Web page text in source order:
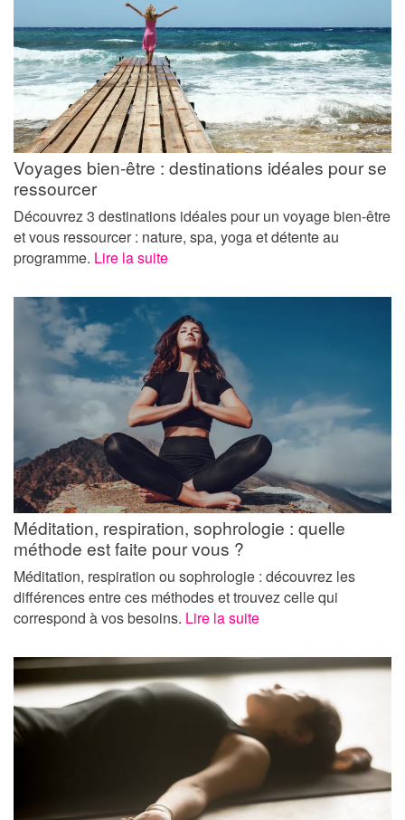
Voyages bien-être : destinations idéales pour se
ressourcer
Découvrez 3 destinations idéales pour un voyage bien-être
et vous ressourcer : nature, spa, yoga et détente au
programme. Lire la suite
Méditation, respiration, sophrologie : quelle
méthode est faite pour vous ?
Méditation, respiration ou sophrologie : découvrez les
différences entre ces méthodes et trouvez celle qui
correspond à vos besoins. Lire la suite